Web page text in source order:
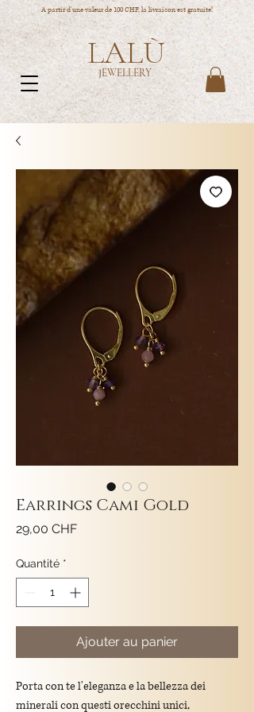
A partir d'une valeur de 100 CHF, la livraison est gratuite!
LALÙ
JEWELLERY
Earrings Cami Gold
29,00 CHFPrix
Quantité *
Ajouter au panier
Porta con te l'eleganza e la bellezza dei
minerali con questi orecchini unici,